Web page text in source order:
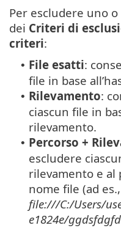
Per escludere uno
dei Criteri di
criteri:
• File esatti:
file in base
• Rilevamento:
ciascun file in
rilevamento.
• Percorso +
escludere
rilevamento e al
nome file (ad es.,
file:///C:/Users/
e1824e/